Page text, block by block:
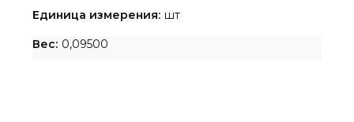
Единица измерения: шт
Вес: 0,09500